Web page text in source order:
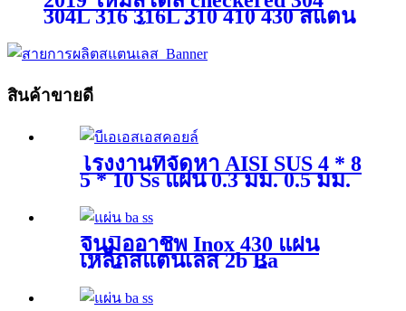
304L 316 316L 310 410 430 สแตน
50 มม.
สินค้าขายดี
โรงงานที่จัดหา AISI SUS 4 * 8
5 * 10 Ss แผ่น 0.3 มม. 0.5 มม.
มม. 2 มม. 3 มม. 2b 201 J1 J2
304 304L 316 321 แผ่นเหล็กส
แตนเลส
จีนมืออาชีพ Inox 430 แผ่น
เหล็กสแตนเลส 2b Ba
สำเร็จรูป Ss แผ่นเหล็กสแตน
เลสแม่เหล็ก 430 ราคา